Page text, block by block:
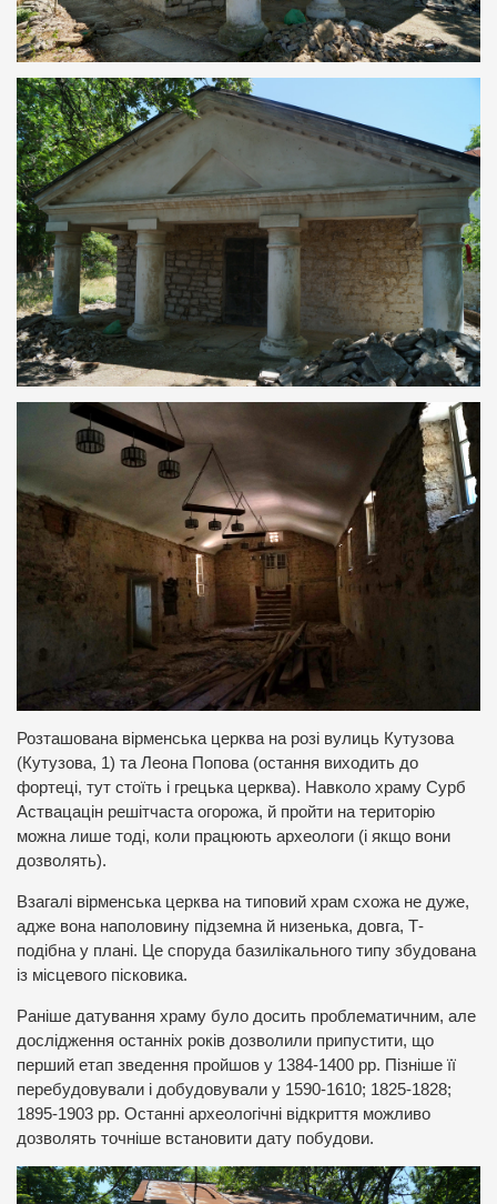
Розташована вірменська церква на розі вулиць Кутузова
(Кутузова, 1) та Леона Попова (остання виходить до
фортеці, тут стоїть і грецька церква). Навколо храму Сурб
Аствацацін решітчаста огорожа, й пройти на територію
можна лише тоді, коли працюють археологи (і якщо вони
дозволять).
Взагалі вірменська церква на типовий храм схожа не дуже,
адже вона наполовину підземна й низенька, довга, Т-
подібна у плані. Це споруда базилікального типу збудована
із місцевого пісковика.
Раніше датування храму було досить проблематичним, але
дослідження останніх років дозволили припустити, що
перший етап зведення пройшов у 1384-1400 рр. Пізніше її
перебудовували і добудовували у 1590-1610; 1825-1828;
1895-1903 рр. Останні археологічні відкриття можливо
дозволять точніше встановити дату побудови.